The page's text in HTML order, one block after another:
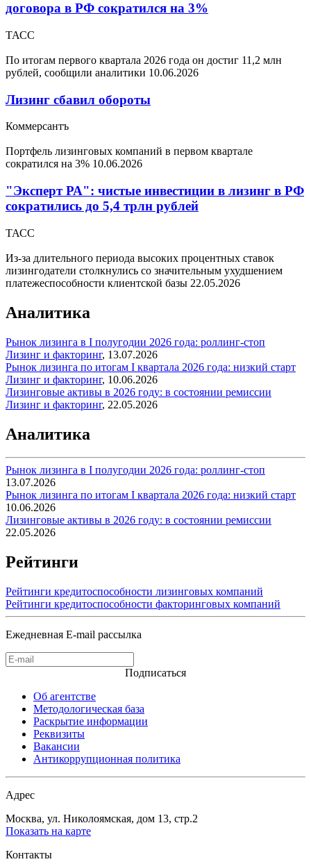
договора в РФ сократился на 3%
ТАСС
По итогам первого квартала 2026 года он достиг 11,2 млн
рублей, сообщили аналитики 10.06.2026
Лизинг сбавил обороты
Коммерсантъ
Портфель лизинговых компаний в первом квартале
сократился на 3% 10.06.2026
"Эксперт РА": чистые инвестиции в лизинг в РФ
сократились до 5,4 трлн рублей
ТАСС
Из-за длительного периода высоких процентных ставок
лизингодатели столкнулись со значительным ухудшением
платежеспособности клиентской базы 22.05.2026
Аналитика
Рынок лизинга в I полугодии 2026 года: роллинг-стоп
Лизинг и факторинг, 13.07.2026
Рынок лизинга по итогам I квартала 2026 года: низкий старт
Лизинг и факторинг, 10.06.2026
Лизинговые активы в 2026 году: в состоянии ремиссии
Лизинг и факторинг, 22.05.2026
Аналитика
Рынок лизинга в I полугодии 2026 года: роллинг-стоп
13.07.2026
Рынок лизинга по итогам I квартала 2026 года: низкий старт
10.06.2026
Лизинговые активы в 2026 году: в состоянии ремиссии
22.05.2026
Рейтинги
Рейтинги кредитоспособности лизинговых компаний
Рейтинги кредитоспособности факторинговых компаний
Ежедневная E-mail рассылка
Подписаться
Об агентстве
Методологическая база
Раскрытие информации
Реквизиты
Вакансии
Антикоррупционная политика
Адрес
Москва, ул. Николоямская, дом 13, стр.2
Показать на карте
Контакты